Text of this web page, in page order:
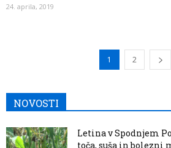
24. aprila, 2019
1 2
NOVOSTI
Letina v Spodnjem
toča, suša in bolezni